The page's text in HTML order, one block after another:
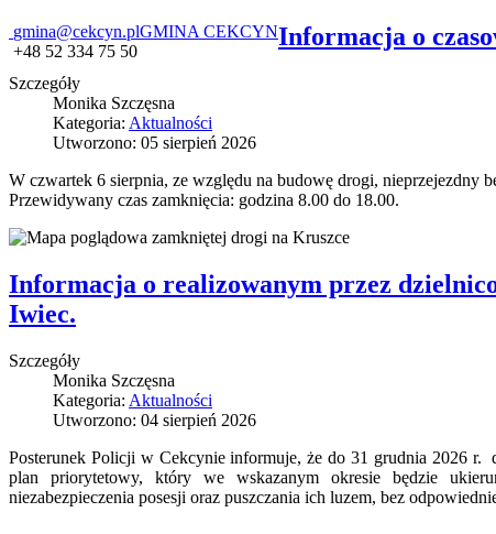
gmina@cekcyn.pl
+48 52 334 75 50
GMINA CEKCYNInformacja o
Szczegóły
Monika Szczęsna
Kategoria: Aktualności
Utworzono: 05 sierpień 2026
W czwartek 6 sierpnia, ze względu na budowę drogi, nieprzejezdny
Przewidywany czas zamknięcia: godzina 8.00 do 18.00.
Informacja o realizowanym przez
Iwiec.
Szczegóły
Monika Szczęsna
Kategoria: Aktualności
Utworzono: 04 sierpień 2026
Posterunek Policji w Cekcynie informuje, że do 31 grudnia 2026
plan priorytetowy, który we wskazanym okresie będzie
niezabezpieczenia posesji oraz puszczania ich luzem, bez